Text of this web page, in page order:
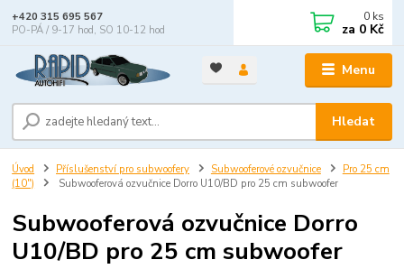
Menu
Hledat
+420 315 695 567
PO-PÁ / 9-17 hod, SO 10-12 hod
0 ks
za 0 Kč
Úvod Příslušenství pro subwoofery Subwooferové ozvučnice
Pro 25 cm
(10")
Subwooferová ozvučnice Dorro U10/BD pro 25 cm subwoofer
Subwooferová ozvučnice Dorro
U10/BD pro 25 cm subwoofer